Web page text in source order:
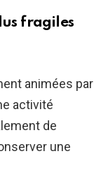
fragiles
animées par
activité
de
une